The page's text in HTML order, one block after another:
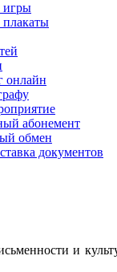
игры
онлайн
абонемент
обмен
документов
и